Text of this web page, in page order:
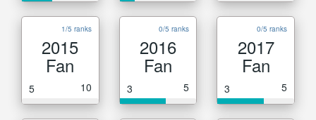
1/5 ranks
2015
Fan
5 10
0/5 ranks
2016
Fan
3 5
0/5 ranks
2017
Fan
3 5